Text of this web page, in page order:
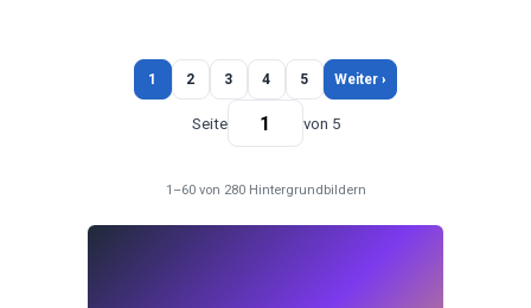
1 2 3 4 5 Weiter ›
Seite von 5
1–60 von 280 Hintergrundbildern